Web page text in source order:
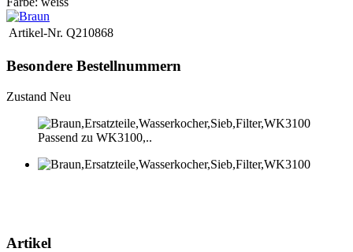
Artikel-Nr. Q210868
Besondere Bestellnummern
Zustand Neu
Passend zu WK3100,..
Artikel